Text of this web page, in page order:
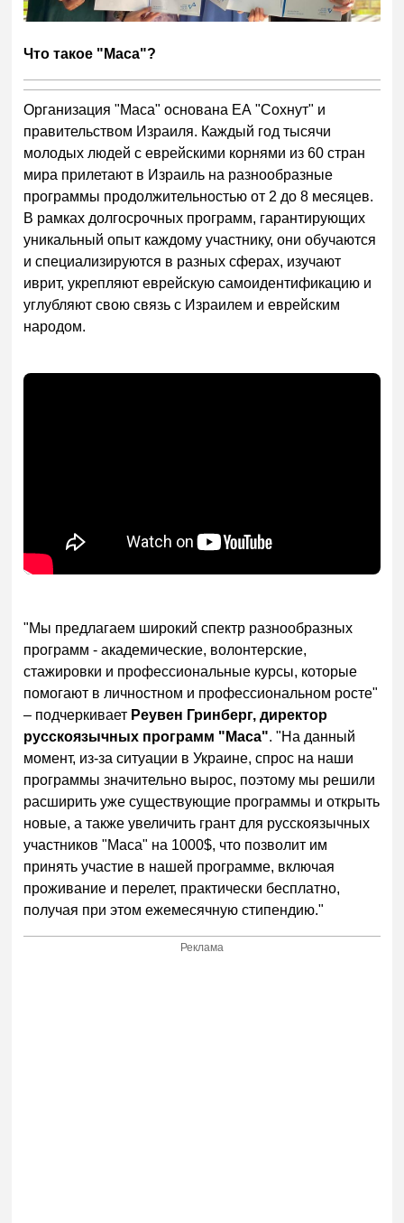
Что такое "Маса"?
Организация "Маса" основана ЕА "Сохнут" и
правительством Израиля. Каждый год тысячи
молодых людей с еврейскими корнями из 60 стран
мира прилетают в Израиль на разнообразные
программы продолжительностью от 2 до 8 месяцев.
В рамках долгосрочных программ, гарантирующих
уникальный опыт каждому участнику, они обучаются
и специализируются в разных сферах, изучают
иврит, укрепляют еврейскую самоидентификацию и
углубляют свою связь с Израилем и еврейским
народом.
"Мы предлагаем широкий спектр разнообразных
программ - академические, волонтерские,
стажировки и профессиональные курсы, которые
помогают в личностном и профессиональном росте"
– подчеркивает Реувен Гринберг, директор
русскоязычных программ "Маса". "На данный
момент, из-за ситуации в Украине, спрос на наши
программы значительно вырос, поэтому мы решили
расширить уже существующие программы и открыть
новые, а также увеличить грант для русскоязычных
участников "Маса" на 1000$, что позволит им
принять участие в нашей программе, включая
проживание и перелет, практически бесплатно,
получая при этом ежемесячную стипендию."
Реклама